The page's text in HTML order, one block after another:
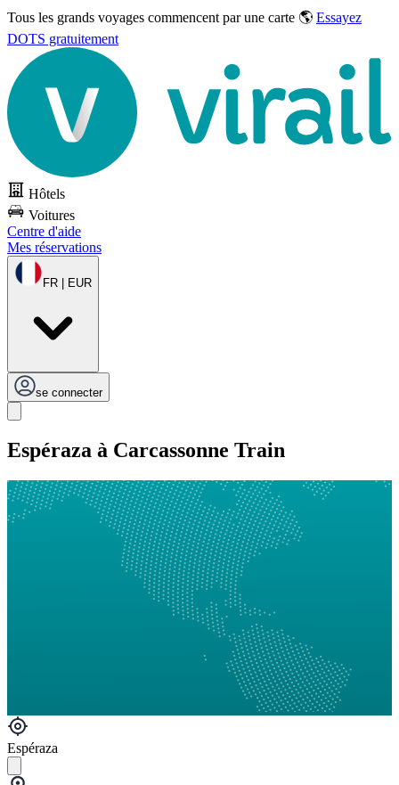
Tous les grands voyages commencent par une carte 🌎 Essayez
DOTS gratuitement
Hôtels
Voitures
Centre d'aide
Mes réservations
FR | EUR
se connecter
Espéraza à Carcassonne Train
Espéraza